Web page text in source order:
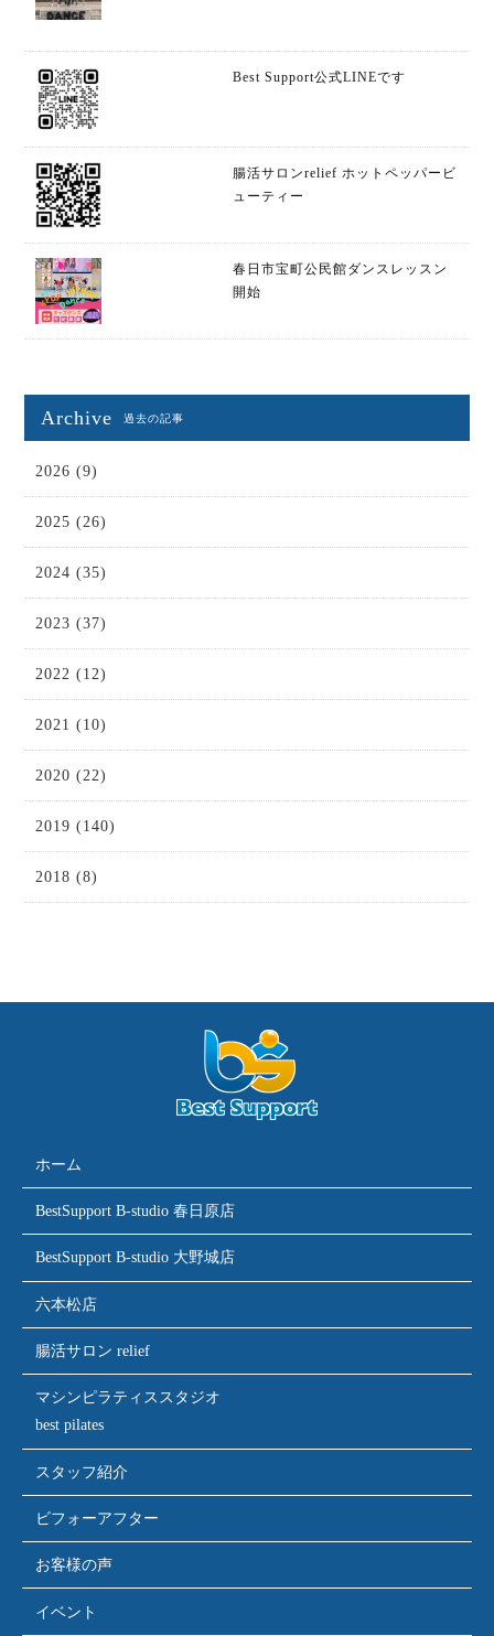
Best Support公式LINEです
腸活サロンrelief ホットペッパービ
ューティー
春日市宝町公民館ダンスレッスン
開始
Archive 過去の記事
2026 (9)
2025 (26)
2024 (35)
2023 (37)
2022 (12)
2021 (10)
2020 (22)
2019 (140)
2018 (8)
ホーム
BestSupport B-studio 春日原店
BestSupport B-studio 大野城店
六本松店
腸活サロン relief
マシンピラティススタジオ
best pilates
スタッフ紹介
ビフォーアフター
お客様の声
イベント